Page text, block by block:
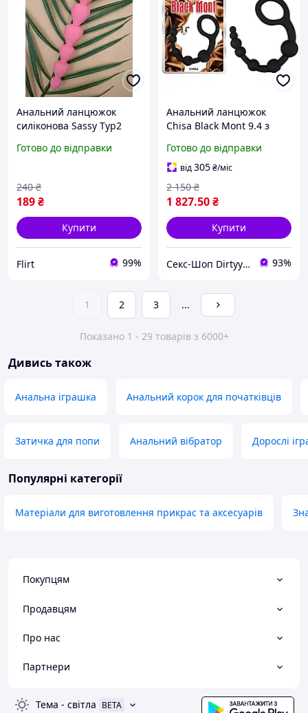
Анальний ланцюжок
силіконова Sassy Typ2
Готово до відправки
189₴
240 ₴
Купити
Flirt 99%
Анальний ланцюжок
Chisa Black Mont 9.4 з
чорна. Знижка Страус
Готово до відправки
від305₴/міс
1 827.50₴
2 150 ₴
Купити
Секс-Шоп Dirtyyy - Включи любовь! 93%
1 2 3 ...
Показано 1 - 29 товарів з 6000+
Дивись також
Анальна іграшка Анальний корок для початківців
Затичка для попи Анальний вібратор Дорослі
Популярні категорії
Матеріали для виготовлення прикрас та аксесуарів
Покупцям
Продавцям
Про нас
Партнери
Тема - світла BETA